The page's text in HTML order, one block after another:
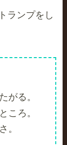
ランプをし
がる。
ころ。
。